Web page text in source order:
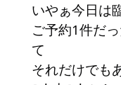
いやぁ今日は
ご予約1件だ
て
それだけでも